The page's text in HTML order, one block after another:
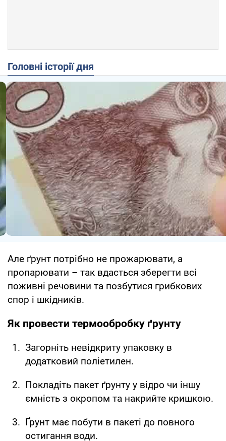
Головні історії дня
Але ґрунт потрібно не прожарювати, а
пропарювати – так вдасться зберегти всі
поживні речовини та позбутися грибкових
спор і шкідників.
Як провести термообробку ґрунту
Загорніть невідкриту упаковку в
додатковий поліетилен.
Покладіть пакет ґрунту у відро чи іншу
ємність з окропом та накрийте кришкою.
Ґрунт має побути в пакеті до повного
остигання води.